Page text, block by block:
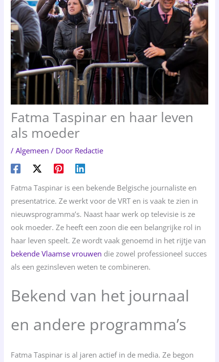
Fatma Taspinar en haar leven
als moeder
/Algemeen / Door Redactie
Fatma Taspinar is een bekende Belgische journaliste en
presentatrice. Ze werkt voor de VRT en is vaak te zien in
nieuwsprogramma’s. Naast haar werk op televisie is ze
ook moeder. Ze heeft een zoon die een belangrijke rol in
haar leven speelt. Ze wordt vaak genoemd in het rijtje van
bekende Vlaamse vrouwen die zowel professioneel succes
als een gezinsleven weten te combineren.
Bekend van het journaal
en andere programma’s
Fatma Taspinar is al jaren actief in de media. Ze begon